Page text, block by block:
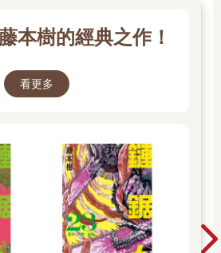
本樹的經典之作！
看更多